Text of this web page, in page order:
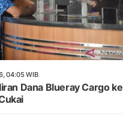
04:05 WIB
Dana Blueray Cargo ke